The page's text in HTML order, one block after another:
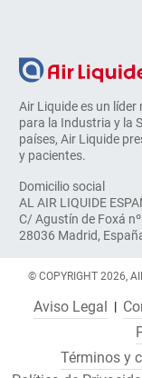
Air Liquide es un
para la Industria y la
países, Air Liquide
y pacientes.
Domicilio social
AL AIR LIQUIDE
C/ Agustín de Foxá
28036 Madrid,
© COPYRIGHT 2026,
Aviso Legal
Términos y